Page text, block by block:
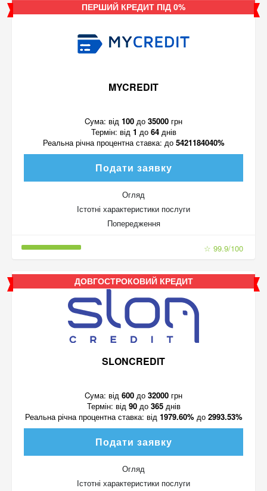
ПЕРШИЙ КРЕДИТ ПІД 0%
MYCREDIT
Cума: від 100 до 35000 грн
Термін: від 1 до 64днів
Реальна річна процентна ставка: до 5421184040%
Подати заявку
Огляд
Істотні характеристики послуги
Попередження
☆ 99.9/100
ДОВГОСТРОКОВИЙ КРЕДИТ
SLONCREDIT
Cума: від 600 до 32000 грн
Термін: від 90до 365днів
Реальна річна процентна ставка: від 1979.60%до 2993.53%
Подати заявку
Огляд
Істотні характеристики послуги